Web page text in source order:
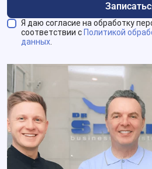
Я даю согласие на обработку
соответствии с Политикой
данных